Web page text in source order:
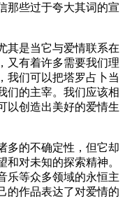
那些过于夸大其词的宣
其是当它与爱情联系在
又有着许多需要我们理
我们可以把塔罗占卜当
们的主宰。我们应该相
以创造出美好的爱情生
多的不确定性，但它却
对未知的探索精神。
乐等众多领域的永恒主
的作品表达了对爱情的